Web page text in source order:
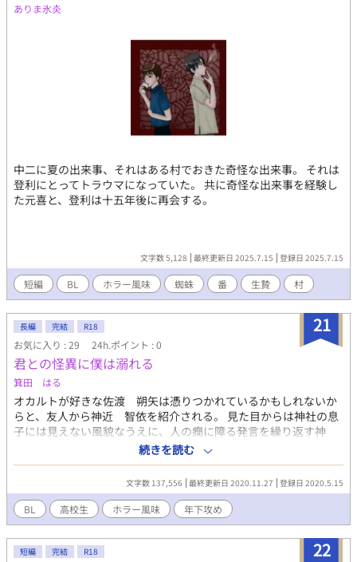
ありま氷炎
中二に夏の出来事、それはある村でおきた奇怪な出来事。 それは
登利にとってトラウマになっていた。 共に奇怪な出来事を経験し
た元喜と、登利は十五年後に再会する。
文字数 5,128 最終更新日 2025.7.15 登録日 2025.7.15
短編 BL ホラー風味 蜘蛛 番 生贄 村
21
長編 完結 R18
お気に入り : 29 24h.ポイント : 0
君との怪異に僕は溺れる
箕田 はる
オカルトが好きな佐渡 朔矢は憑りつかれているかもしれないか
らと、友人から神近 智依を紹介される。 見た目からは神社の息
子には見えない風貌なうえに、人の癇に障る発言を繰り返す神
近。なんとかお祓いしてもらうも、何故かキスまでされてしま
う。 訝しく思いつつも神近と接していくうちに感じる優しさに、
朔矢は惹かれてしまうのだが……
続きを読む
文字数 137,556 最終更新日 2020.11.27 登録日 2020.5.15
BL 高校生 ホラー風味 年下攻め
22
短編 完結 R18